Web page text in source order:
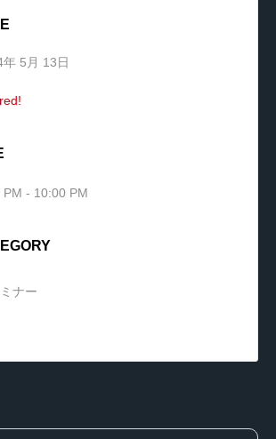
年 5月 13日
PM - 10:00 PM
ナー